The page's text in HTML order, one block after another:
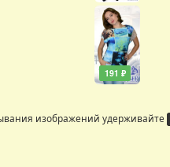
191 ₽
изображений удерживайте